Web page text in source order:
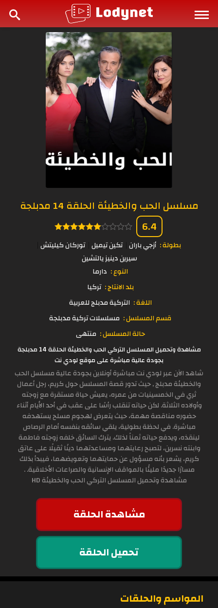
مسلسل الحب والخطيئة الحلقة 14 مدبلجة
6.4
بطولة : أزجي باران تكين تيميل توركان كيليتش
سيرين دينيز يالتشين
النوع : دارما
بلد الانتاج : تركيا
اللغة : التركية مدبلج للعربية
قسم المسلسل : مسلسلات تركية مدبلجة
حالة المسلسل : منتهى
مشاهدة وتحميل المسلسل التركي الحب والخطيئة الحلقة 14 مدبلجة
بجودة عالية مباشرة على موقع لودي نت
شاهد الآن عبر لودي نت مباشرة أونلاين بجودة عالية مسلسل الحب
والخطيئة مدبلج , حيث تدور قصة المسلسل حول كريم، رجل أعمال
ثري في الخمسينيات من عمره، يعيش حياة مستقرة مع زوجته
وأولاده الثلاثة. لكن حياته تنقلب رأسًا على عقب في أحد الأيام أثناء
حضوره مناقصة مهمة، حيث يتعرض لهجوم مسلح يستهدفه
مباشرة. في لحظة بطولية، يلقي سائقه بنفسه أمام الرصاص
لينقذه، ويدفع حياته ثمناً لذلك. يترك السائق خلفه زوجته فاطمة
وابنته نسرين، لتصبح رعايتهما ومساعدتهما دينًا ثقيلًا على عاتق
كريم، يشعر بأنه مسؤول عن حمايتهما وتعويضهما، فيبدأ بذلك
مسارًا جديدًا مليئًا بالمواقف الإنسانية والصراعات الأخلاقية. .
مشاهدة وتحميل المسلسل التركي الحب والخطيئة HD
مشاهدة الحلقة
تحميل الحلقة
المواسم والحلقات